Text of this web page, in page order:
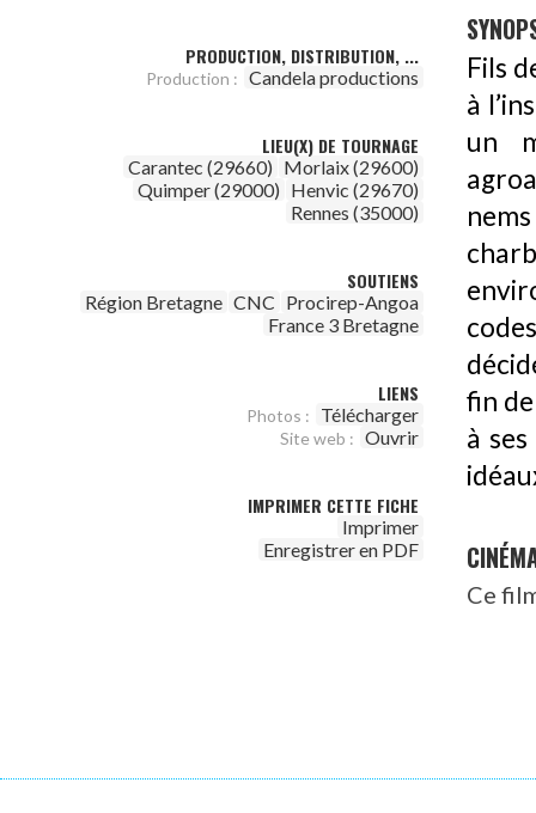
PRODUCTION, DISTRIBUTION, ...
Production : Candela productions
LIEU(X) DE TOURNAGE
Carantec (29660) Morlaix (29600)
Quimper (29000) Henvic (29670)
Rennes (35000)
SOUTIENS
Région Bretagne CNC Procirep-Angoa
France 3 Bretagne
LIENS
Photos : Télécharger
Site web : Ouvrir
IMPRIMER CETTE FICHE
Imprimer
Enregistrer en PDF
Fils
à
un
fin
à
Ce